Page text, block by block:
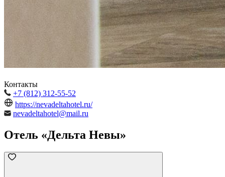
Контакты
+7 (812) 312-55-52
https://nevadeltahotel.ru/
nevadeltahotel@mail.ru
Отель «Дельта Невы»